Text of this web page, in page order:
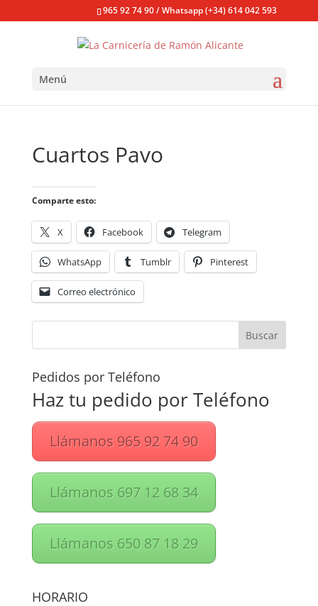
965 92 74 90 / Whatsapp (+34) 614 042 593
Menú
Cuartos Pavo
Comparte esto:
X Facebook Telegram
WhatsApp Tumblr Pinterest
Correo electrónico
Pedidos por Teléfono
Haz tu pedido por Teléfono
Llámanos 965 92 74 90
Llámanos 697 12 68 34
Llámanos 650 87 18 29
HORARIO